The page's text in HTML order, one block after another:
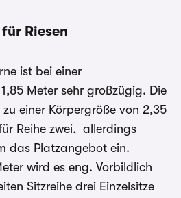
Riesen
ist bei einer
Meter sehr großzügig. Die
einer Körpergröße von 2,35
Reihe zwei, allerdings
das Platzangebot ein.
wird es eng. Vorbildlich
Sitzreihe drei Einzelsitze